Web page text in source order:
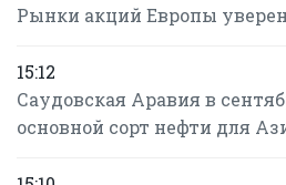
Рынки акций Европы
15:12
Саудовская Аравия в
основной сорт нефти для